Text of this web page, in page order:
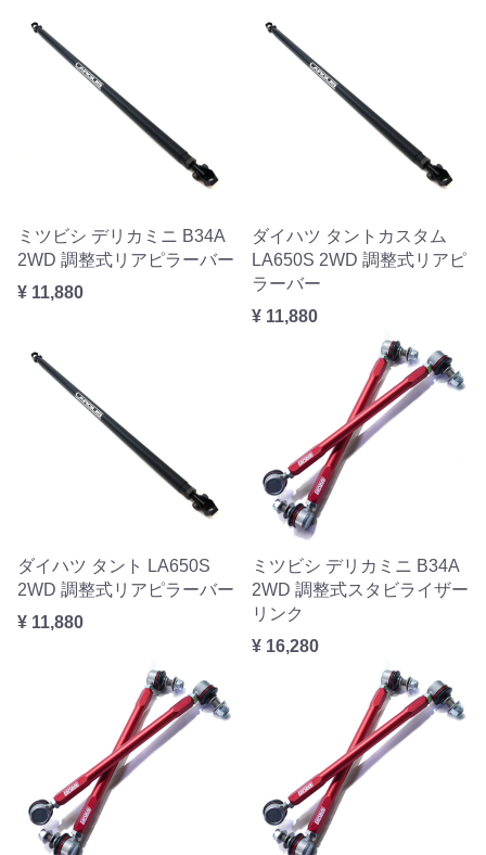
ミツビシ デリカミニ B34A
2WD 調整式リアピラーバー
¥ 11,880
ダイハツ タントカスタム
LA650S 2WD 調整式リアピ
ラーバー
¥ 11,880
ダイハツ タント LA650S
2WD 調整式リアピラーバー
¥ 11,880
ミツビシ デリカミニ B34A
2WD 調整式スタビライザー
リンク
¥ 16,280